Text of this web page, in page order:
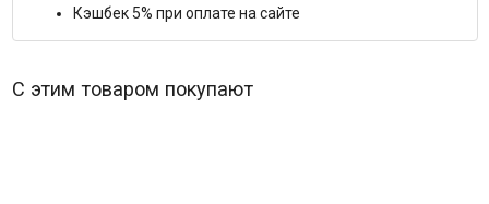
Кэшбек 5% при оплате на сайте
С этим товаром покупают